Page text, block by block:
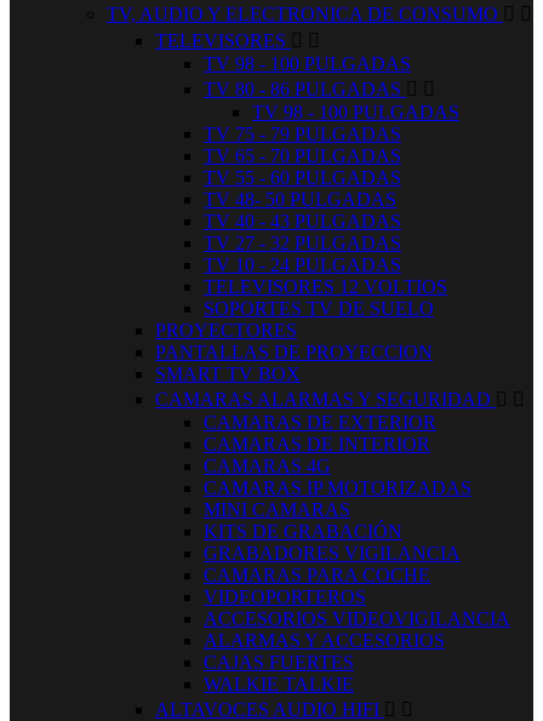
TV, AUDIO Y ELECTRONICA DE CONSUMO  
TELEVISORES  
TV 98 - 100 PULGADAS
TV 80 - 86 PULGADAS  
TV 98 - 100 PULGADAS
TV 75 - 79 PULGADAS
TV 65 - 70 PULGADAS
TV 55 - 60 PULGADAS
TV 48- 50 PULGADAS
TV 40 - 43 PULGADAS
TV 27 - 32 PULGADAS
TV 10 - 24 PULGADAS
TELEVISORES 12 VOLTIOS
SOPORTES TV DE SUELO
PROYECTORES
PANTALLAS DE PROYECCION
SMART TV BOX
CAMARAS ALARMAS Y SEGURIDAD  
CAMARAS DE EXTERIOR
CAMARAS DE INTERIOR
CAMARAS 4G
CAMARAS IP MOTORIZADAS
MINI CAMARAS
KITS DE GRABACIÓN
GRABADORES VIGILANCIA
CAMARAS PARA COCHE
VIDEOPORTEROS
ACCESORIOS VIDEOVIGILANCIA
ALARMAS Y ACCESORIOS
CAJAS FUERTES
WALKIE TALKIE
ALTAVOCES AUDIO HIFI  